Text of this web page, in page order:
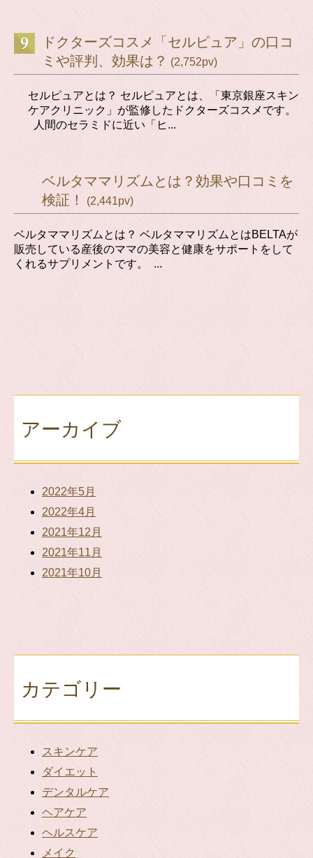
ドクターズコスメ「セルピュア」の口コ
ミや評判、効果は？ (2,752pv)
セルピュアとは？ セルピュアとは、「東京銀座スキン
ケアクリニック」が監修したドクターズコスメです。
人間のセラミドに近い「ヒ...
ベルタママリズムとは？効果や口コミを
検証！
(2,441pv)
ベルタママリズムとは？ ベルタママリズムとはBELTAが
販売している産後のママの美容と健康をサポートをして
くれるサプリメントです。 ...
アーカイブ
2022年5月
2022年4月
2021年12月
2021年11月
2021年10月
カテゴリー
スキンケア
ダイエット
デンタルケア
ヘアケア
ヘルスケア
メイク